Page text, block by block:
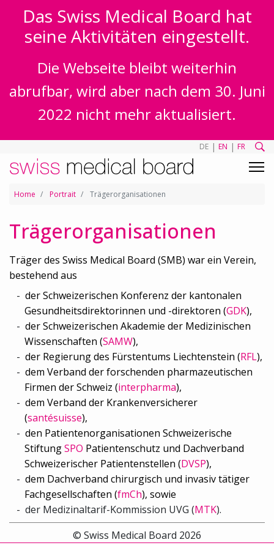
Das Swiss Medical Board hat
seine Aktivitäten eingestellt.
Die Webseite bleibt weiterhin
abrufbar, wird aber nach dem 30. Juni
2022 nicht mehr aktualisiert.
DE | EN | FR
Home Portrait Trägerorganisationen
Trägerorganisationen
Träger des Swiss Medical Board (SMB) war ein Verein,
bestehend aus
der Schweizerischen Konferenz der kantonalen
Gesundheitsdirektorinnen und -direktoren (GDK),
der Schweizerischen Akademie der Medizinischen
Wissenschaften (SAMW),
der Regierung des Fürstentums Liechtenstein (RFL),
dem Verband der forschenden pharmazeutischen
Firmen der Schweiz (interpharma),
dem Verband der Krankenversicherer
(santésuisse),
den Patientenorganisationen Schweizerische
StiftungSPO Patientenschutz und Dachverband
Schweizerischer Patientenstellen (DVSP),
dem Dachverband chirurgisch und invasiv tätiger
Fachgesellschaften (fmCh), sowie
der Medizinaltarif-Kommission UVG (MTK).
© Swiss Medical Board 2026